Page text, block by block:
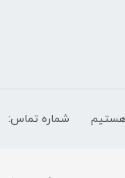
شماره تماس: